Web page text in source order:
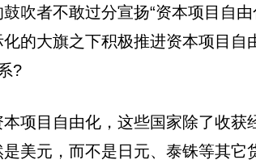
吹者不敢过分宣扬“资本项目自
的大旗之下积极推进资本项目
?
项目自由化，这些国家除了收获
美元，而不是日元、泰铢等其